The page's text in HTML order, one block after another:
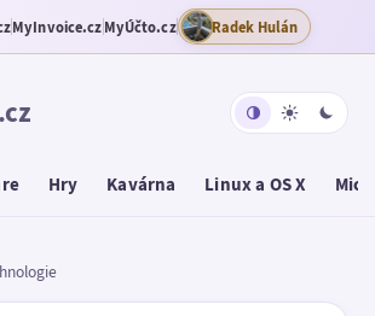
MyInvoice.czMyÚčto.cz Radek Hulán
.cz
Hry Kavárna Linux a OS X